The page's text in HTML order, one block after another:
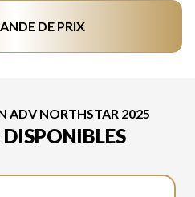
DE PRIX
ADV NORTHSTAR 2025